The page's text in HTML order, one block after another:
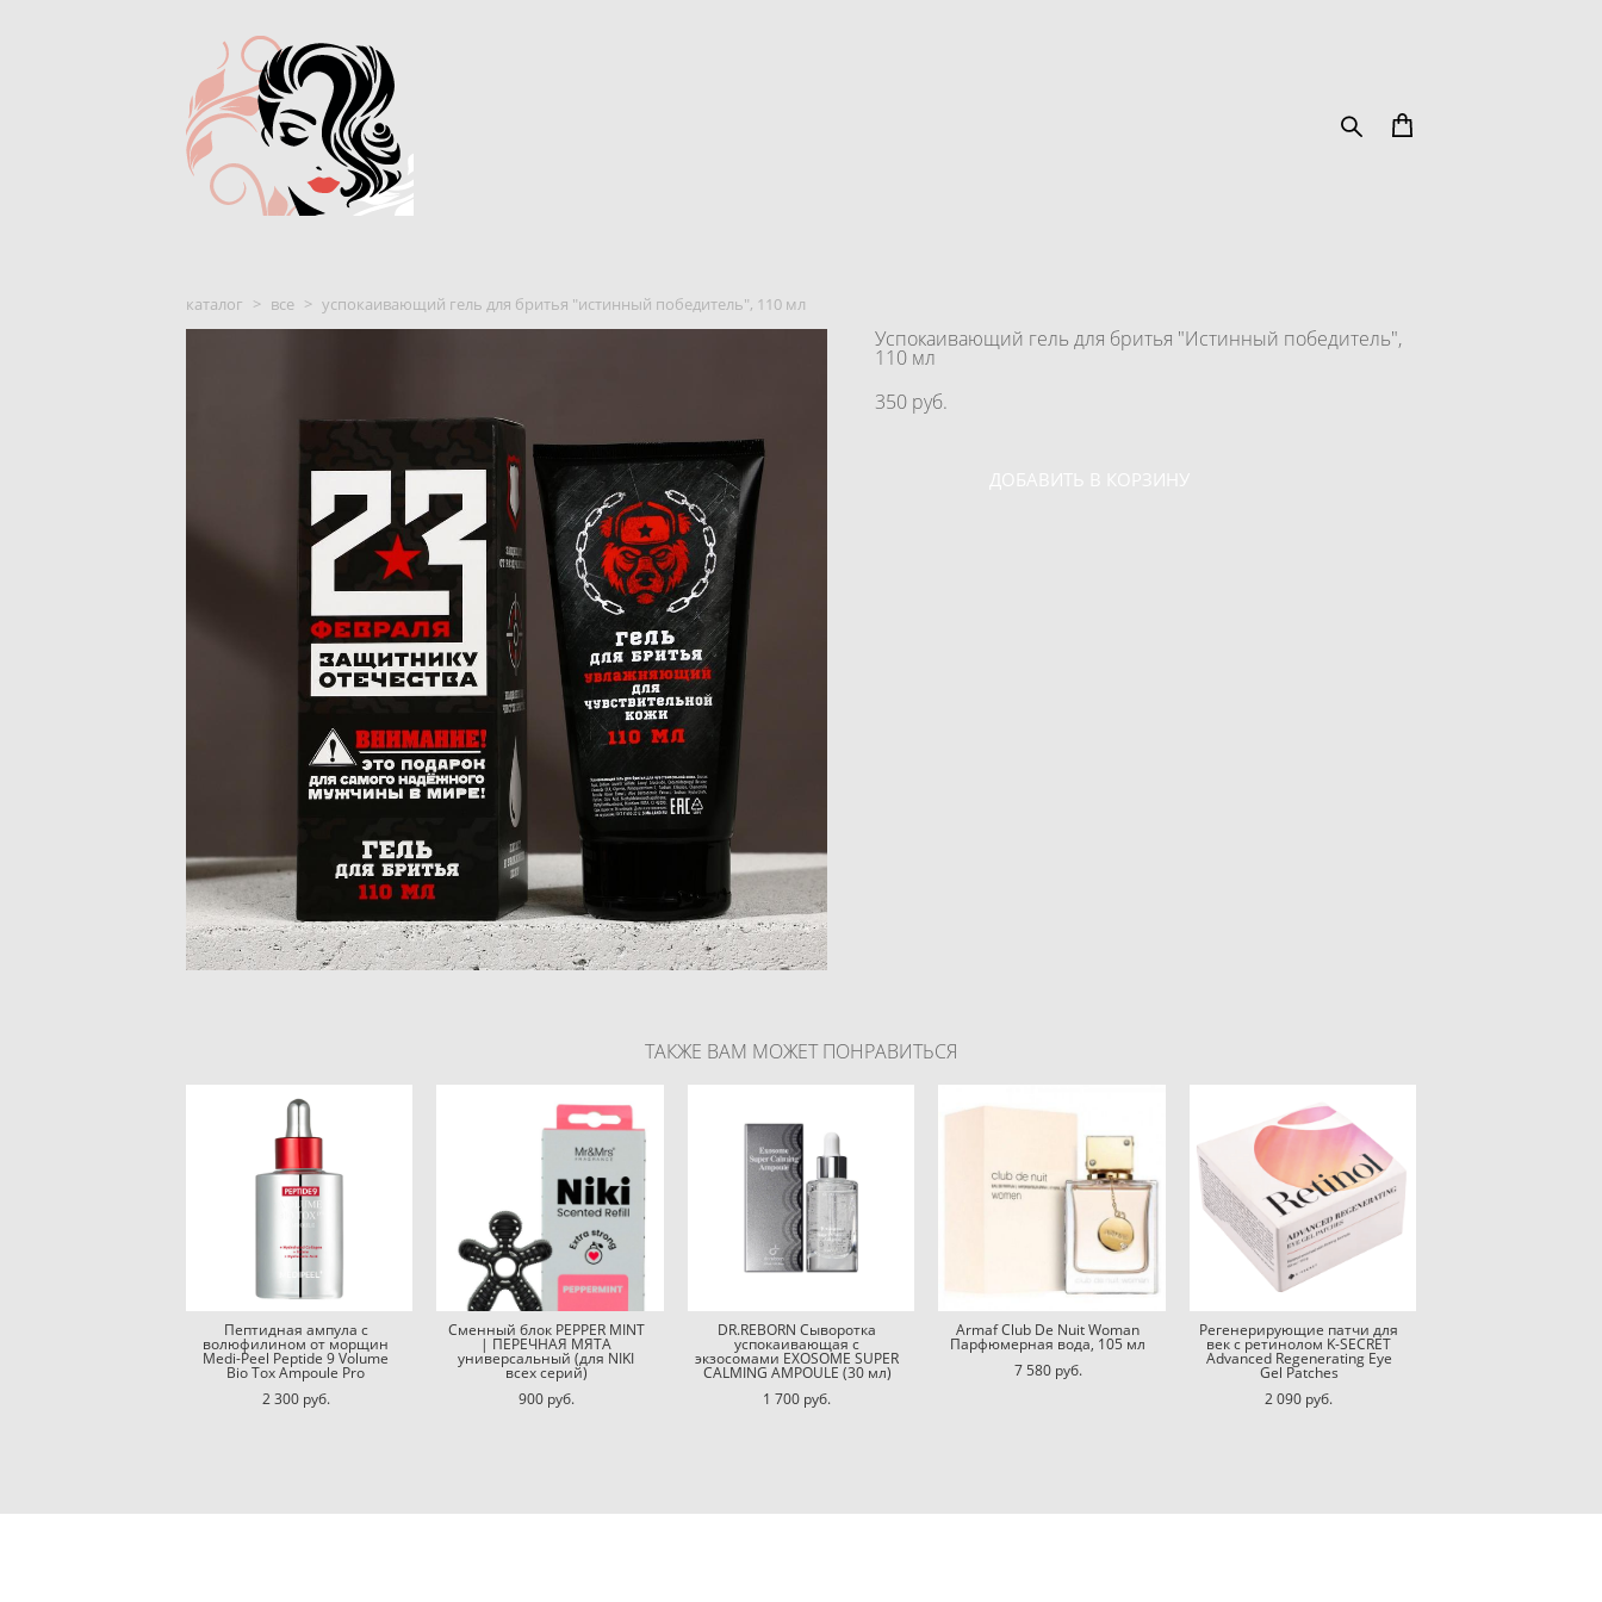
каталог > все > успокаивающий гель для бритья "истинный победитель", 110 мл
Успокаивающий гель для бритья "Истинный победитель",
110 мл
350 pуб.
ДОБАВИТЬ В КОРЗИНУ
ТАКЖЕ ВАМ МОЖЕТ ПОНРАВИТЬСЯ
Пептидная ампула с
волюфилином от морщин
Medi-Peel Peptide 9 Volume
Bio Tox Ampoule Pro
2 300 pуб.
Сменный блок PEPPER MINT
| ПЕРЕЧНАЯ МЯТА
универсальный (для NIKI
всех серий)
900 pуб.
DR.REBORN Сыворотка
успокаивающая с
экзосомами EXOSOME SUPER
CALMING AMPOULE (30 мл)
1 700 pуб.
Armaf Club De Nuit Woman
Парфюмерная вода, 105 мл
7 580 pуб.
Регенерирующие патчи для
век с ретинолом K-SECRET
Advanced Regenerating Eye
Gel Patches
2 090 pуб.